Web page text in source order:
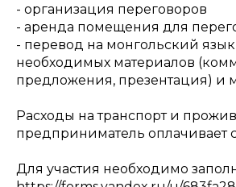
- организация переговоров
- аренда помещения для
- перевод на монгольский язык
необходимых материалов
предложения, презентация) и
Расходы на транспорт и
предприниматель оплачивает
Для участия необходимо